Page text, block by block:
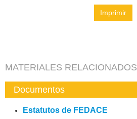
Imprimir
MATERIALES RELACIONADOS
Documentos
Estatutos de FEDACE